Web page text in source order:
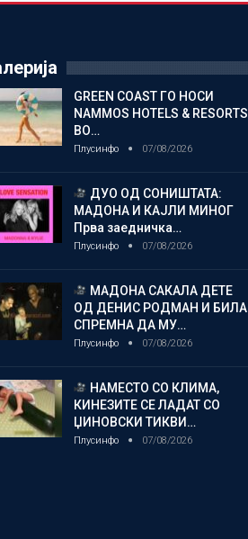
GREEN COAST ГО НОСИ
NAMMOS HOTELS & RESORTS
ВО…
Плусинфо 07/08/2026
ДУО ОД СОНИШТАТА:
МАДОНА И КАЈЛИ МИНОГ
Прва заедничка…
Плусинфо 07/08/2026
МАДОНА САКАЛА ДЕТЕ
ОД ДЕНИС РОДМАН И БИЛА
СПРЕМНА ДА МУ…
Плусинфо 07/08/2026
НАМЕСТО СО КЛИМА,
КИНЕЗИТЕ СЕ ЛАДАТ СО
ЏИНОВСКИ ТИКВИ…
Плусинфо 07/08/2026